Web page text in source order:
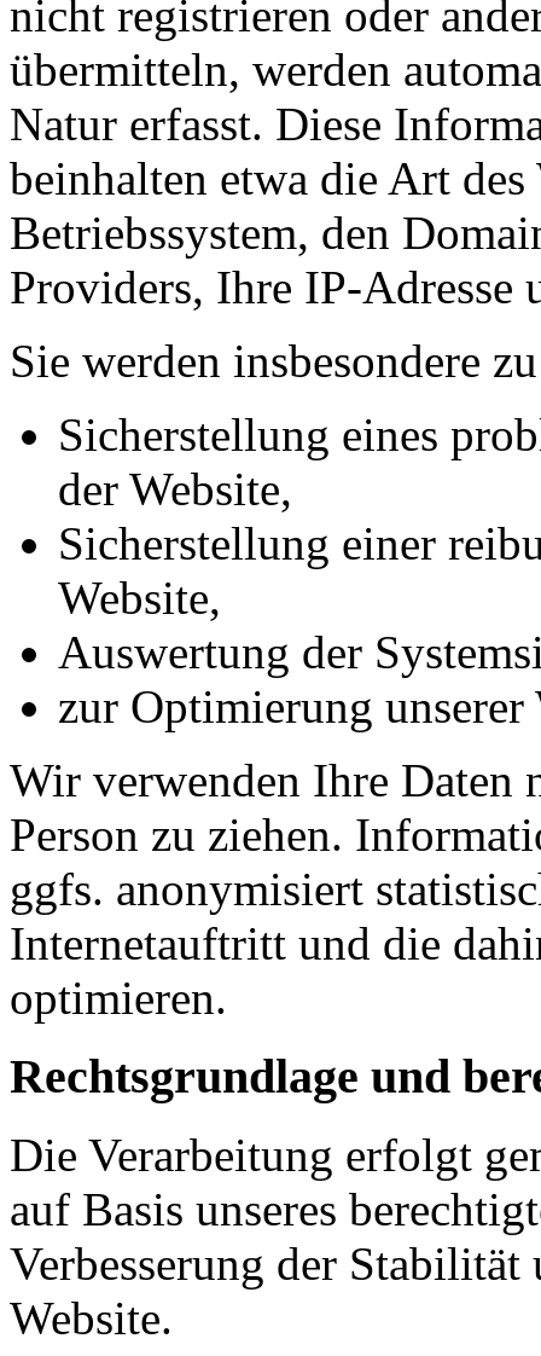
nicht registrieren oder
übermitteln, werden
Natur erfasst. Diese
beinhalten etwa die Art des
Betriebssystem, den
Providers, Ihre IP-Adresse
Sie werden insbesondere
Sicherstellung eines
der Website,
Sicherstellung einer
Website,
Auswertung der
zur Optimierung unserer
Wir verwenden Ihre Daten
Person zu ziehen.
ggfs. anonymisiert
Internetauftritt und die
optimieren.
Rechtsgrundlage und
Die Verarbeitung erfolgt
auf Basis unseres
Verbesserung der
Website.